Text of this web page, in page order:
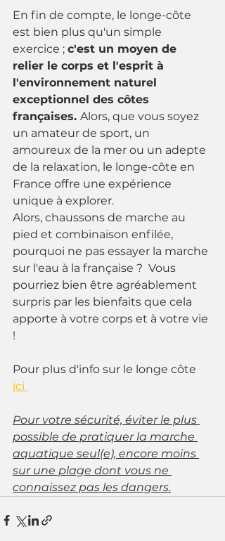
En fin de compte, le longe-côte
est bien plus qu'un simple
exercice ; c'est un moyen de
relier le corps et l'esprit à
l'environnement naturel
exceptionnel des côtes
françaises. Alors, que vous soyez
un amateur de sport, un
amoureux de la mer ou un adepte
de la relaxation, le longe-côte en
France offre une expérience
unique à explorer.
Alors, chaussons de marche au
pied et combinaison enfilée,
pourquoi ne pas essayer la marche
sur l'eau à la française ?  Vous
pourriez bien être agréablement
surpris par les bienfaits que cela
apporte à votre corps et à votre vie
!
Pour plus d'info sur le longe côte
ici
Pour votre sécurité, éviter le plus
possible de pratiquer la marche
aquatique seul(e), encore moins
sur une plage dont vous ne
connaissez pas les dangers.